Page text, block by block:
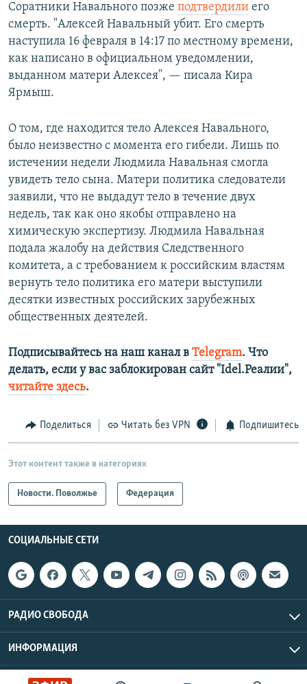
Соратники Навального позже подтвердили его
смерть. "Алексей Навальный убит. Его смерть
наступила 16 февраля в 14:17 по местному времени,
как написано в официальном уведомлении,
выданном матери Алексея", — писала Кира
Ярмыш.
О том, где находится тело Алексея Навального,
было неизвестно с момента его гибели. Лишь по
истечении недели Людмила Навальная смогла
увидеть тело сына. Матери политика следователи
заявили, что не выдадут тело в течение двух
недель, так как оно якобы отправлено на
химическую экспертизу. Людмила Навальная
подала жалобу на действия Следственного
комитета, а с требованием к российским властям
вернуть тело политика его матери выступили
десятки известных российских зарубежных
общественных деятелей.
Подписывайтесь на наш канал в Telegram. Что
делать, если у вас заблокирован сайт "Idel.Реалии",
читайте здесь.
Поделиться Читать без VPN Подпишитесь
Этот контент также в категориях
Новости. Поволжье Федерация
СОЦИАЛЬНЫЕ СЕТИ
РАДИО СВОБОДА
ИНФОРМАЦИЯ